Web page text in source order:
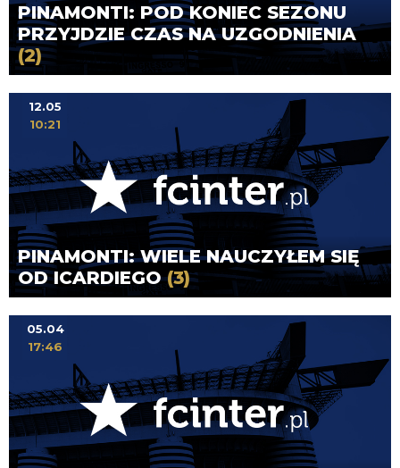
PINAMONTI: POD KONIEC SEZONU
PRZYJDZIE CZAS NA UZGODNIENIA
(2)
PINAMONTI: WIELE NAUCZYŁEM SIĘ
OD ICARDIEGO(3)
12.05
10:21
05.04
17:46